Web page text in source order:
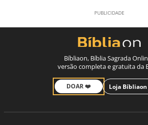
Bíbliaon, Bíblia Sagrada
versão completa e gratuita da
DOAR ❤️ Loja Bíbliaon